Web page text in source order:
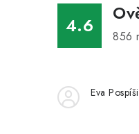
4.6 856
Eva